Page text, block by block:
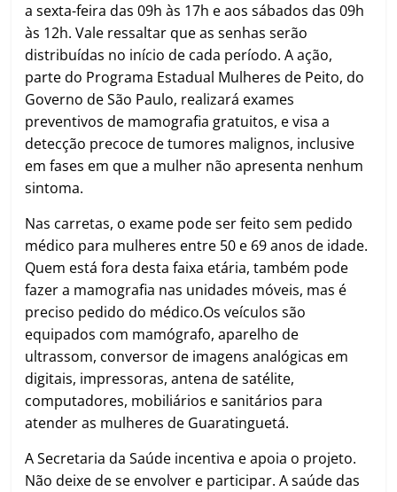
a sexta-feira das 09h às 17h e aos sábados das 09h
às 12h. Vale ressaltar que as senhas serão
distribuídas no início de cada período. A ação,
parte do Programa Estadual Mulheres de Peito, do
Governo de São Paulo, realizará exames
preventivos de mamografia gratuitos, e visa a
detecção precoce de tumores malignos, inclusive
em fases em que a mulher não apresenta nenhum
sintoma.
Nas carretas, o exame pode ser feito sem pedido
médico para mulheres entre 50 e 69 anos de idade.
Quem está fora desta faixa etária, também pode
fazer a mamografia nas unidades móveis, mas é
preciso pedido do médico.Os veículos são
equipados com mamógrafo, aparelho de
ultrassom, conversor de imagens analógicas em
digitais, impressoras, antena de satélite,
computadores, mobiliários e sanitários para
atender as mulheres de Guaratinguetá.
A Secretaria da Saúde incentiva e apoia o projeto.
Não deixe de se envolver e participar. A saúde das